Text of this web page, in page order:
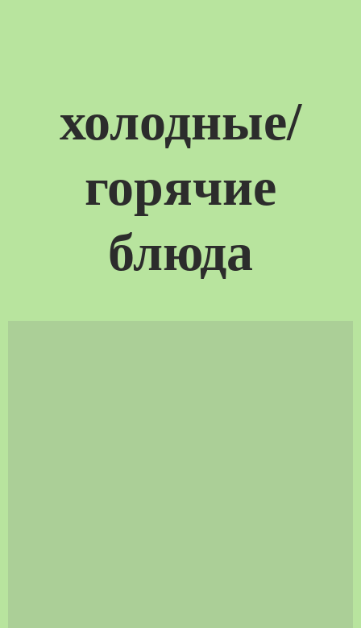
холодные/
горячие
блюда